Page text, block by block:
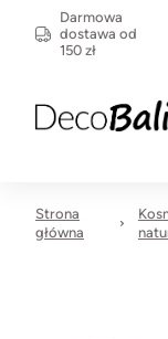
Darmowa
dostawa od
150 zł
Strona
główna